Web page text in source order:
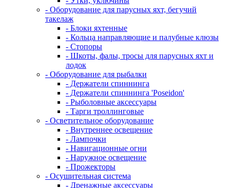
- Оборудование для парусных яхт, бегучий
такелаж
- Блоки яхтенные
- Кольца направляющие и палубные клюзы
- Стопоры
- Шкоты, фалы, тросы для парусных яхт и
лодок
- Оборудование для рыбалки
- Держатели спиннинга
- Держатели спиннинга 'Poseidon'
- Рыболовные аксессуары
- Тарги троллинговые
- Осветительное оборудование
- Внутреннее освещение
- Лампочки
- Навигационные огни
- Наружное освещение
- Прожекторы
- Осушительная система
- Дренажные аксессуары